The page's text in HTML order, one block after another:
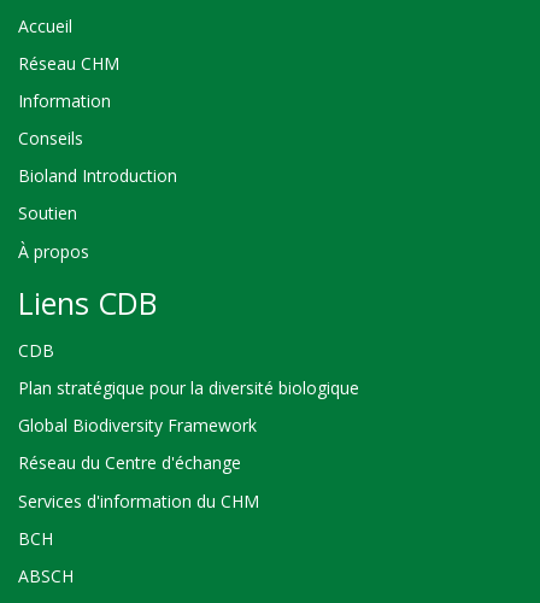
Accueil
Réseau CHM
Information
Conseils
Bioland Introduction
Soutien
À propos
Liens CDB
CDB
Plan stratégique pour la diversité biologique
Global Biodiversity Framework
Réseau du Centre d'échange
Services d'information du CHM
BCH
ABSCH